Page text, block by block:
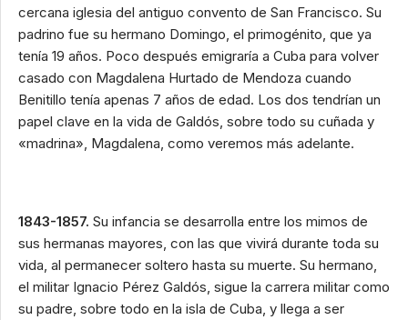
cercana iglesia del antiguo convento de San Francisco. Su
padrino fue su hermano Domingo, el primogénito, que ya
tenía 19 años. Poco después emigraría a Cuba para volver
casado con Magdalena Hurtado de Mendoza cuando
Benitillo tenía apenas 7 años de edad. Los dos tendrían un
papel clave en la vida de Galdós, sobre todo su cuñada y
«madrina», Magdalena, como veremos más adelante.
1843-1857. Su infancia se desarrolla entre los mimos de
sus hermanas mayores, con las que vivirá durante toda su
vida, al permanecer soltero hasta su muerte. Su hermano,
el militar Ignacio Pérez Galdós, sigue la carrera militar como
su padre, sobre todo en la isla de Cuba, y llega a ser